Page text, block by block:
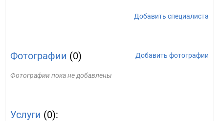
Добавить специалиста
Фотографии (0) Добавить фотографии
Фотографии пока не добавлены
Услуги (0):